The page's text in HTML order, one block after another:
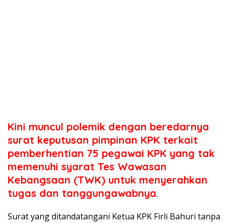
Kini muncul polemik dengan beredarnya
surat keputusan pimpinan KPK terkait
pemberhentian 75 pegawai KPK yang tak
memenuhi syarat Tes Wawasan
Kebangsaan (TWK) untuk menyerahkan
tugas dan tanggungawabnya.
Surat yang ditandatangani Ketua KPK Firli Bahuri tanpa